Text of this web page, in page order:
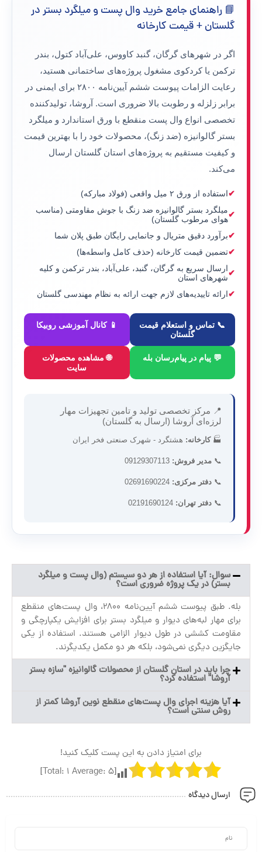
📘 راهنمای جامع خرید وال پست و میلگرد بستر در
گلستان + قیمت کارخانه
اگر در شهر‌هایگرگان، گنبد کاووس، علی‌آباد کتول، بندر
ترکمن یا کردکوی مشغول پروژه‌های ساختمانی هستید،
رعایت الزامات پیوست ششم آیین‌نامه ۲۸۰۰
برای ایمنی در
برابر زلزله و رطوبت بالا ضروری است. آروشا، تولیدکننده
تخصصی انواع وال پست منقطع با ورق استاندارد و میلگرد
بستر گالوانیزه (ضد زنگ)، محصولات خود را با بهترین قیمت
و کیفیت مستقیم به پروژه‌های استان گلستان ارسال
می‌کند.
استفاده از ورق ۲ میل واقعی (فولاد مبارکه)
میلگرد بستر گالوانیزه ضد زنگ با جوش مقاومتی (مناسب
هوای مرطوب گلستان)
برآورد دقیق متریال و جانمایی رایگان طبق پلان شما
تضمین قیمت کارخانه (حذف کامل واسطه‌ها)
ارسال سریع به گرگان، گنبد، علی‌آباد، بندر ترکمن و کلیه
شهرهای استان
ارائه تاییدیه‌های لازم جهت ارائه به نظام مهندسی گلستان
📞 تماس و استعلام قیمت
گلستان
📱 کانال آموزشی روبیکا
💬 پیام در پیام‌رسان بله
🌐 مشاهده محصولات
سایت
📍 مرکز تخصصی تولید و تامین تجهیزات مهار
لرزه‌ای آروشا (ارسال به گلستان)
🏭کارخانه: هشتگرد - شهرک صنعتی فخر ایران
📞 مدیر فروش:
📞 دفتر مرکزی:
📞 دفتر تهران:
سوال: آیا استفاده از هر دو سیستم (وال پست و میلگرد
بستر) در یک پروژه ضروری است؟
بله. طبق پیوست ششم آیین‌نامه ۲۸۰۰، وال پست‌های منقطع
برای مهار لبه‌های دیوار و میلگرد بستر برای افزایش یکپارچگی و
مقاومت کششی در طول دیوار الزامی هستند. استفاده از یکی
جایگزین دیگری نمی‌شود، بلکه هر دو مکمل یکدیگرند.
چرا باید در استان گلستان از محصولات گالوانیزه "سازه بستر
آروشا" استفاده کرد؟
آیا هزینه اجرای وال پست‌های منقطع نوین آروشا کمتر از
روش سنتی است؟
برای امتیاز دادن به این پست کلیک کنید!
[Total:
1 Average: 5
]
ارسال دیدگاه